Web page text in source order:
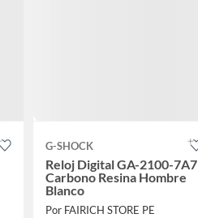
G-SHOCK
Reloj Digital GA-2100-7A7
Carbono Resina Hombre
Blanco
Por FAIRICH STORE PE